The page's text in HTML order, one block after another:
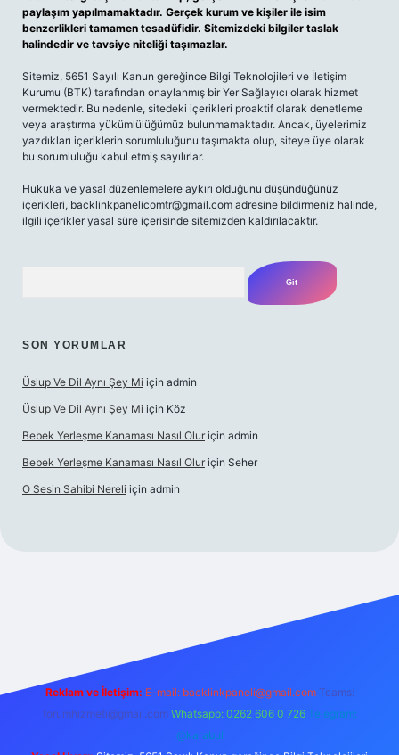
paylaşım yapılmamaktadır. Gerçek kurum ve kişiler ile isim
benzerlikleri tamamen tesadüfidir. Sitemizdeki bilgiler taslak
halindedir ve tavsiye niteliği taşımazlar.
Sitemiz, 5651 Sayılı Kanun gereğince Bilgi Teknolojileri ve İletişim
Kurumu (BTK) tarafından onaylanmış bir Yer Sağlayıcı olarak hizmet
vermektedir. Bu nedenle, sitedeki içerikleri proaktif olarak denetleme
veya araştırma yükümlülüğümüz bulunmamaktadır. Ancak, üyelerimiz
yazdıkları içeriklerin sorumluluğunu taşımakta olup, siteye üye olarak
bu sorumluluğu kabul etmiş sayılırlar.
Hukuka ve yasal düzenlemelere aykırı olduğunu düşündüğünüz
içerikleri, backlinkpanelicomtr@gmail.com adresine bildirmeniz halinde,
ilgili içerikler yasal süre içerisinde sitemizden kaldırılacaktır.
SON YORUMLAR
Üslup Ve Dil Aynı Şey Mi için admin
Üslup Ve Dil Aynı Şey Mi için Köz
Bebek Yerleşme Kanaması Nasıl Olur için admin
Bebek Yerleşme Kanaması Nasıl Olur için Seher
O Sesin Sahibi Nereli için admin
Reklam ve İletişim: E-mail: backlinkpaneli@gmail.com Teams:
forumhizmeti@gmail.com Whatsapp: 0262 606 0 726 Telegram:
@karabul